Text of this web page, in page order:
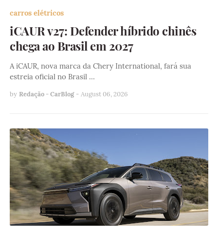
carros elétricos
iCAUR v27: Defender híbrido chinês
chega ao Brasil em 2027
A iCAUR, nova marca da Chery International, fará sua
estreia oficial no Brasil …
by Redação - CarBlog - August 06, 2026